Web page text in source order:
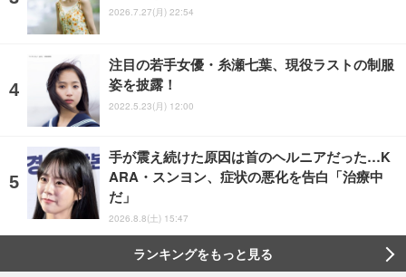
2026.7.27(月) 22:54
注目の若手女優・糸瀬七葉、現役ラストの制服
姿を披露！
2022.5.23(月) 12:00
手が震え続けた原因は首のヘルニアだった…K
ARA・スンヨン、症状の悪化を告白「治療中
だ」
2026.8.8(土) 15:47
ランキングをもっと見る